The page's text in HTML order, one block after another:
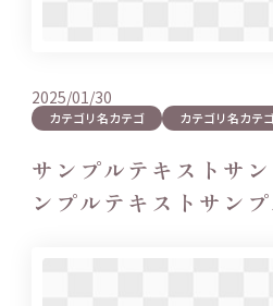
カテゴリ名カテゴ カテゴリ名カテ
2025/01/30
サンプルテキストサ
ンプルテキストサン